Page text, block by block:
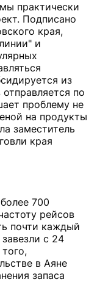
практически
Подписано
края,
и
из
по
проблему не
на продукты
заместитель
края
700
рейсов
почти каждый
с 24
в Аяне
запаса